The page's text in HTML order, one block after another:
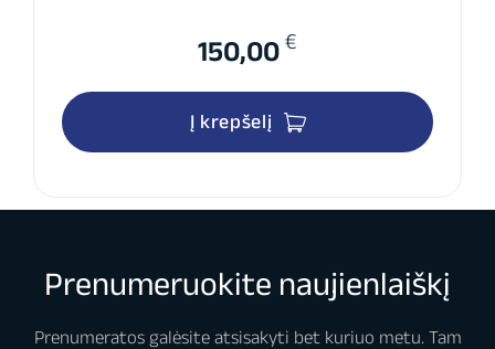
150,00 €
Į krepšelį
Prenumeruokite naujienlaiškį
Prenumeratos galėsite atsisakyti bet kuriuo metu. Tam